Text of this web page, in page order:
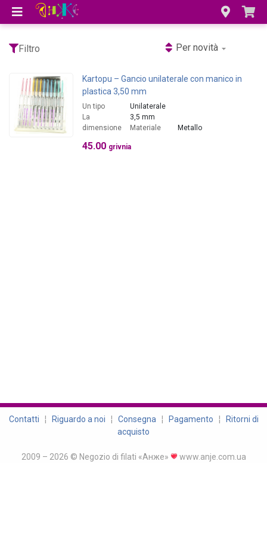
Filtro Per novità
Kartopu – Gancio unilaterale con manico in
plastica 3,50 mm
Un tipo
Unilaterale
La
dimensione
3,5 mm
Materiale
Metallo
45.00 grivnia
Contatti ¦ Riguardo a noi ¦ Consegna ¦ Pagamento ¦
Ritorni di
acquisto
2009 – 2026 © Negozio di filati «Анже» www.anje.com.ua